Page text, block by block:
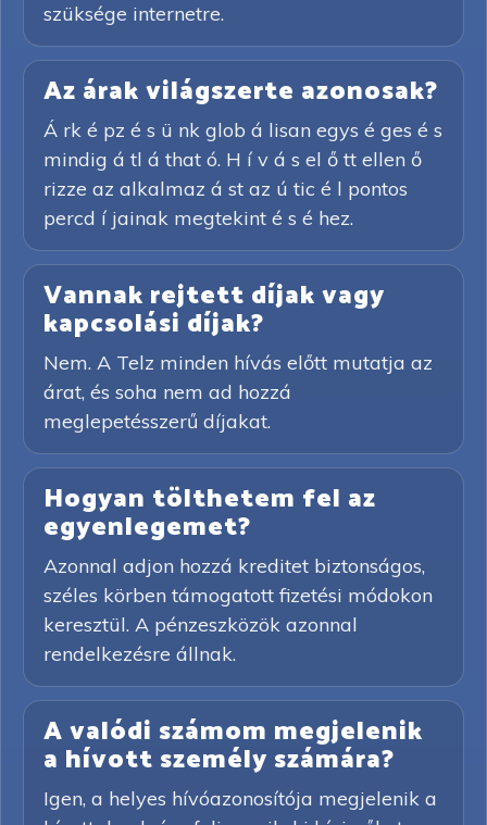
szüksége internetre.
Az árak világszerte azonosak?
Á rk é pz é s ü nk glob á lisan egys é ges é s
mindig á tl á that ó. H í v á s el ő tt ellen ő
rizze az alkalmaz á st az ú tic é l pontos
percd í jainak megtekint é s é hez.
Vannak rejtett díjak vagy
kapcsolási díjak?
Nem. A Telz minden hívás előtt mutatja az
árat, és soha nem ad hozzá
meglepetésszerű díjakat.
Hogyan tölthetem fel az
egyenlegemet?
Azonnal adjon hozzá kreditet biztonságos,
széles körben támogatott fizetési módokon
keresztül. A pénzeszközök azonnal
rendelkezésre állnak.
A valódi számom megjelenik
a hívott személy számára?
Igen, a helyes hívóazonosítója megjelenik a